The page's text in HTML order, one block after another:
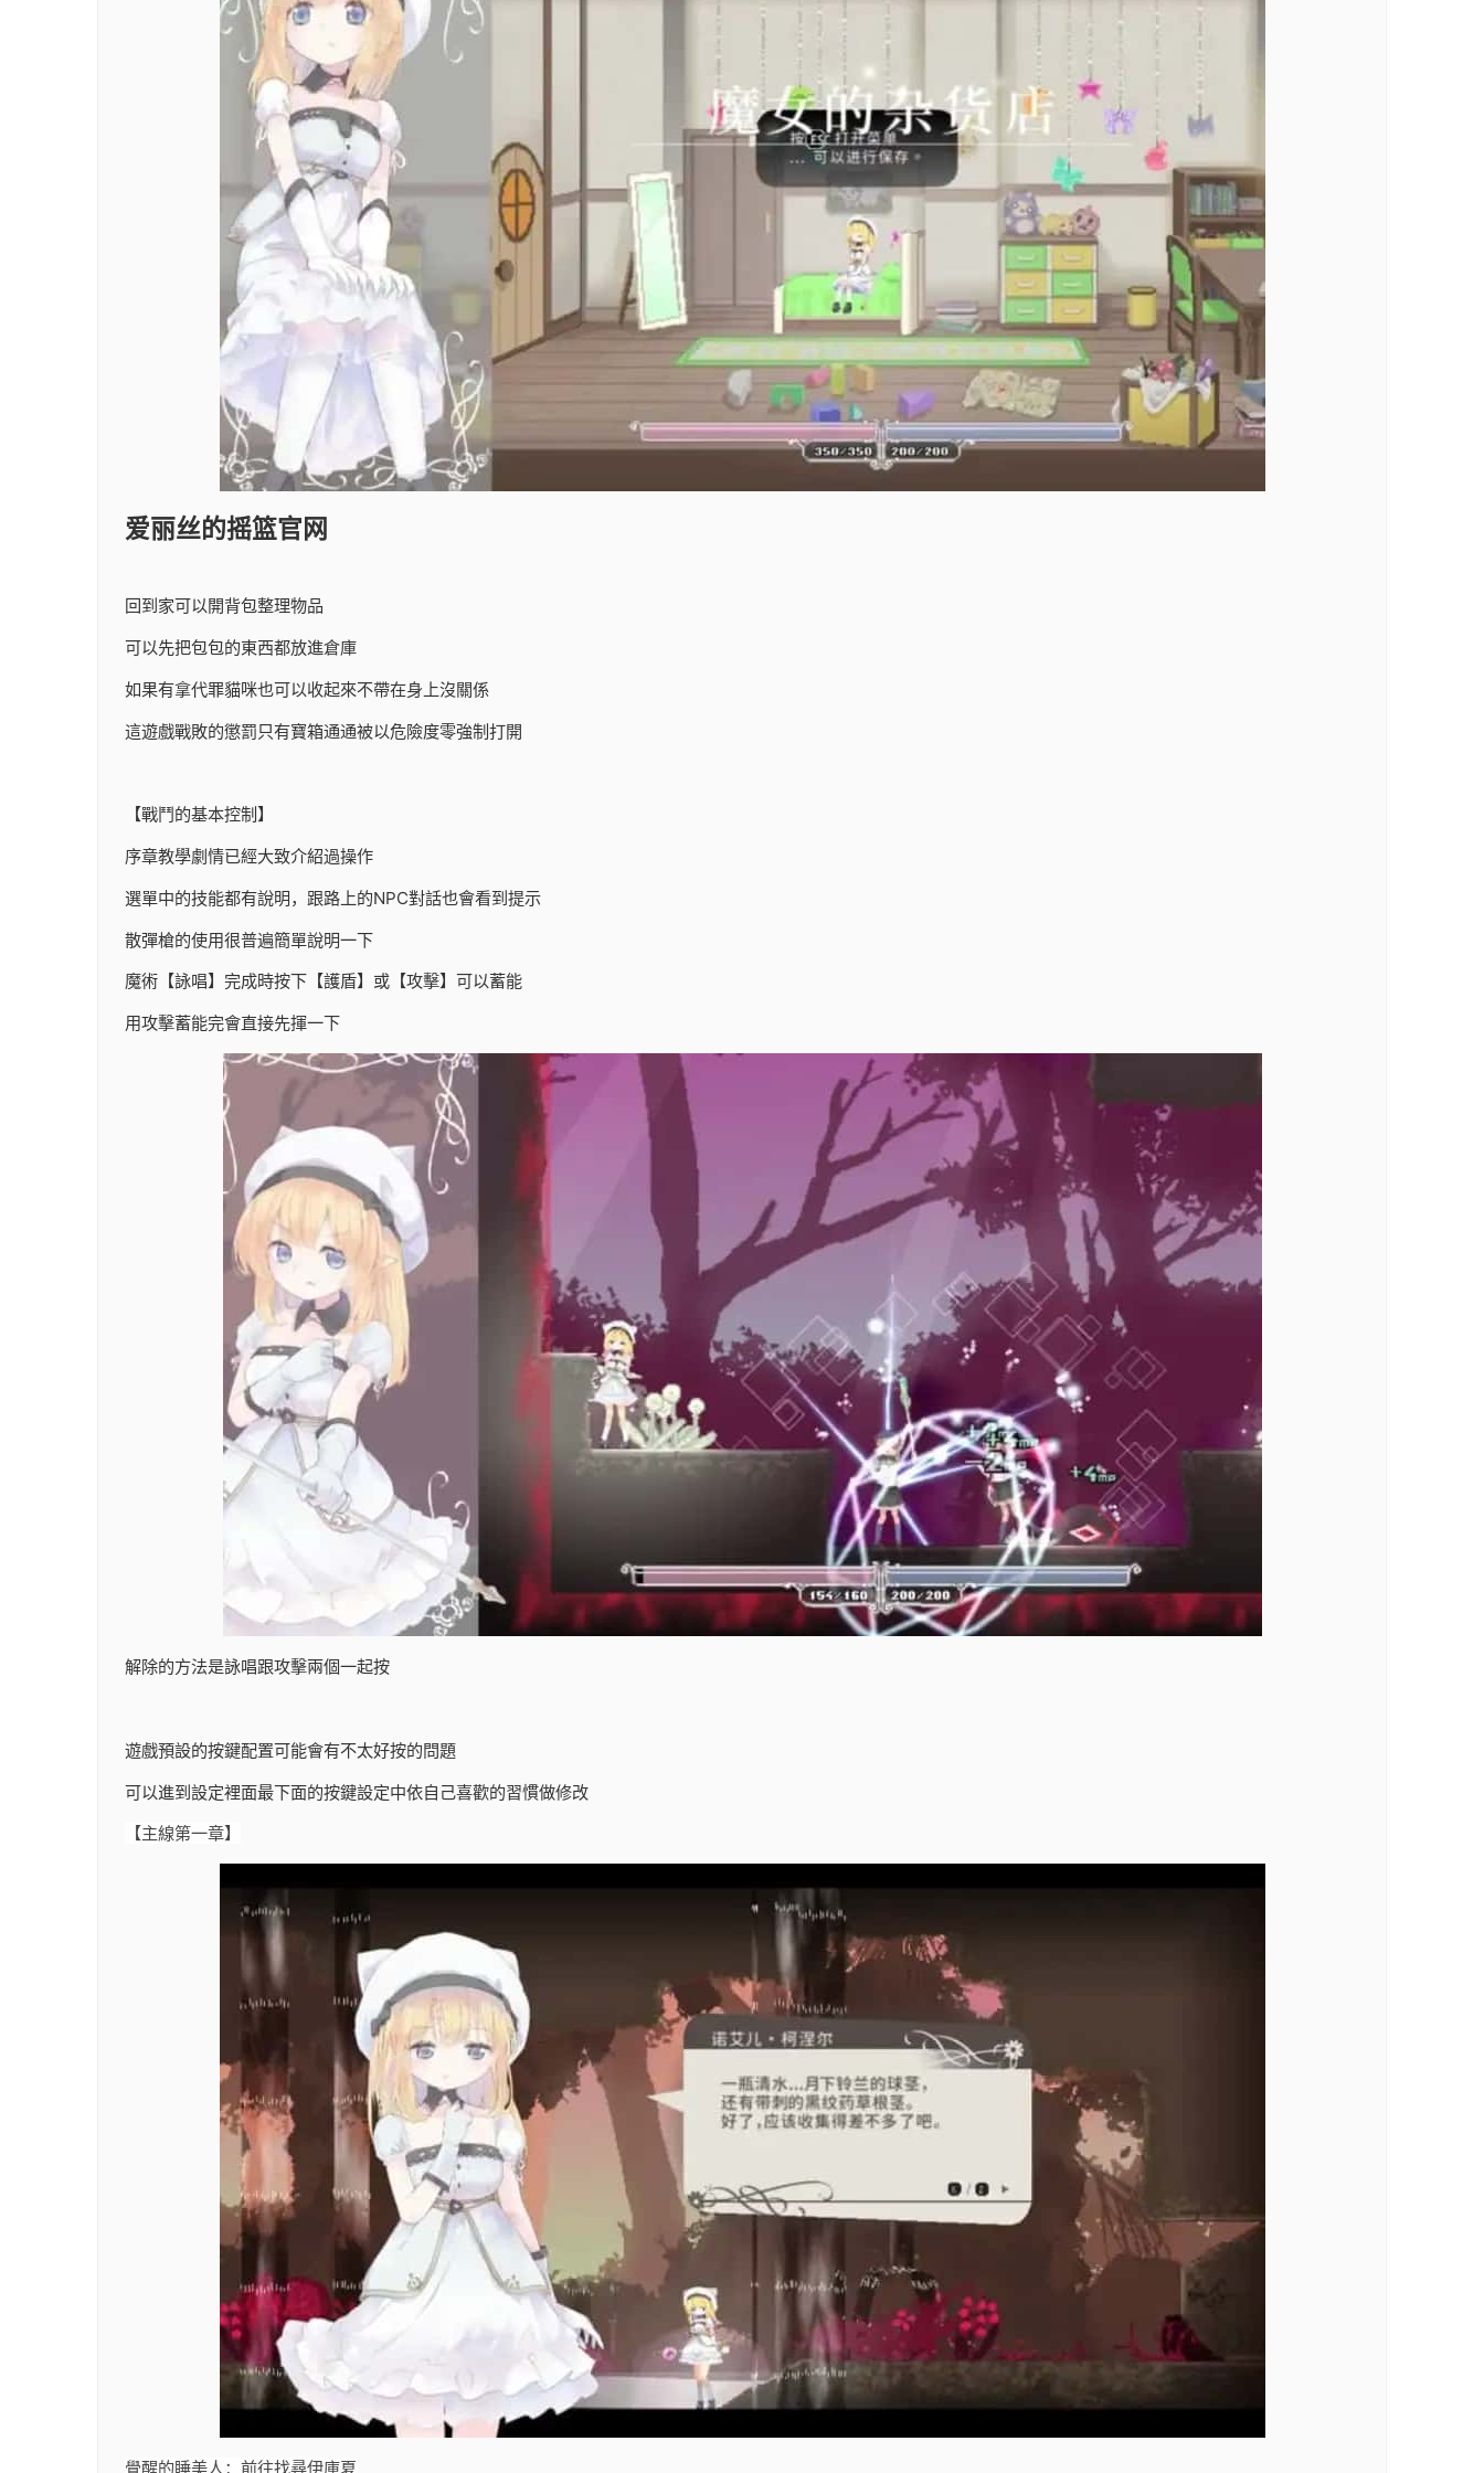
爱丽丝的摇篮官网
回到家可以開背包整理物品
可以先把包包的東西都放進倉庫
如果有拿代罪貓咪也可以收起來不帶在身上沒關係
這遊戲戰敗的懲罰只有寶箱通通被以危險度零強制打開
【戰鬥的基本控制】
序章教學劇情已經大致介紹過操作
選單中的技能都有說明，跟路上的NPC對話也會看到提示
散彈槍的使用很普遍簡單說明一下
魔術【詠唱】完成時按下【護盾】或【攻擊】可以蓄能
用攻擊蓄能完會直接先揮一下
解除的方法是詠唱跟攻擊兩個一起按
遊戲預設的按鍵配置可能會有不太好按的問題
可以進到設定裡面最下面的按鍵設定中依自己喜歡的習慣做修改
【主線第一章】
覺醒的睡美人：前往找尋伊庫夏